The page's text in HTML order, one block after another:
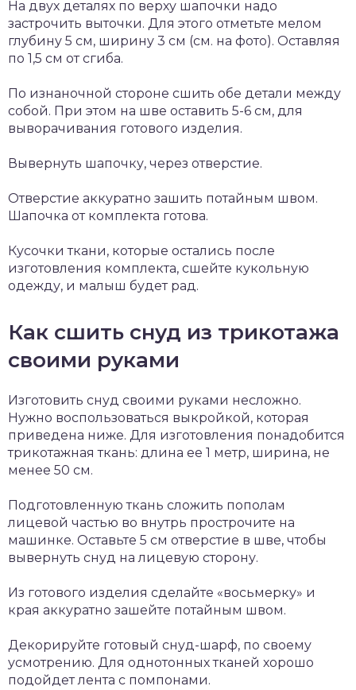
На двух деталях по верху шапочки надо
застрочить выточки. Для этого отметьте мелом
глубину 5 см, ширину 3 см (см. на фото). Оставляя
по 1,5 см от сгиба.
По изнаночной стороне сшить обе детали между
собой. При этом на шве оставить 5-6 см, для
выворачивания готового изделия.
Вывернуть шапочку, через отверстие.
Отверстие аккуратно зашить потайным швом.
Шапочка от комплекта готова.
Кусочки ткани, которые остались после
изготовления комплекта, сшейте кукольную
одежду, и малыш будет рад.
Как сшить снуд из трикотажа
своими руками
Изготовить снуд своими руками несложно.
Нужно воспользоваться выкройкой, которая
приведена ниже. Для изготовления понадобится
трикотажная ткань: длина ее 1 метр, ширина, не
менее 50 см.
Подготовленную ткань сложить пополам
лицевой частью во внутрь прострочите на
машинке. Оставьте 5 см отверстие в шве, чтобы
вывернуть снуд на лицевую сторону.
Из готового изделия сделайте «восьмерку» и
края аккуратно зашейте потайным швом.
Декорируйте готовый снуд-шарф, по своему
усмотрению. Для однотонных тканей хорошо
подойдет лента с помпонами.